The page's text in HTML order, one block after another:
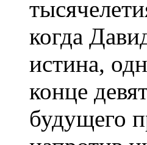
когда
истина,
конце
будущего